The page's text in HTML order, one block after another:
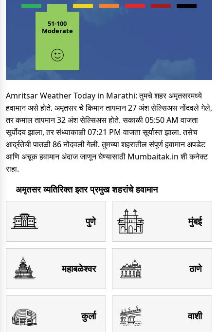
51-100
Moderate
Amritsar Weather Today in Marathi: तुमचे शहर अमृतसरमध्ये
हवामान असे होते. अमृतसर चे किमान तापमान 27 अंश सेल्सिअस नोंदवले गेले,
तर कमाल तापमान 32 अंश सेल्सिअस होते. सकाळी 05:50 AM वाजता
सूर्योदय झाला, तर संध्याकाळी 07:21 PM वाजता सूर्यास्त झाला. तसेच
आर्द्रतेची पातळी 86 नोंदवली गेली. तुमच्या शहरातील संपूर्ण हवामान अपडेट
आणि अचूक हवामान अंदाज जाणून घेण्यासाठी Mumbaitak.in शी कनेक्ट
राहा.
अमृतसर व्यतिरिक्त इतर प्रमुख शहरांचे हवामान
पुणे मुंबई
महाबळेश्वर ठाणे
कुर्ला वाशी